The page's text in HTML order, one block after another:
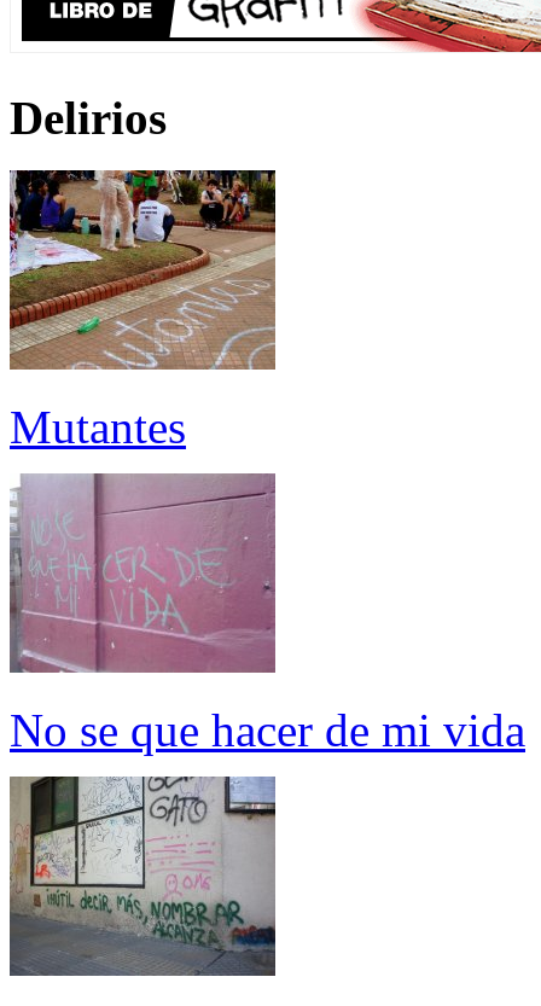
Delirios
Mutantes
No se que hacer de mi vida